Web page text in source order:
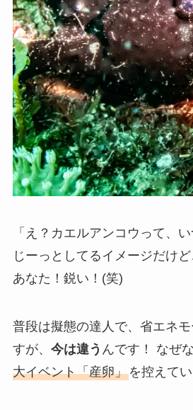
「え？カエルアンコウって、
じーっとしてるイメージだけ
あなた！鋭い！(笑)
普段は擬態の達人で、省エネ
すが、 今は違う んです！ なぜ
大イベント「産卵」を控えてい